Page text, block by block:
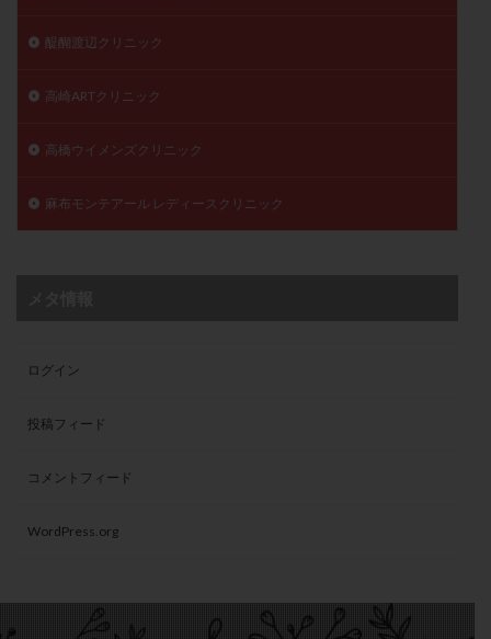
醍醐渡辺クリニック
高崎ARTクリニック
高橋ウイメンズクリニック
麻布モンテアール レディースクリニック
ログイン
投稿フィード
コメントフィード
WordPress.org